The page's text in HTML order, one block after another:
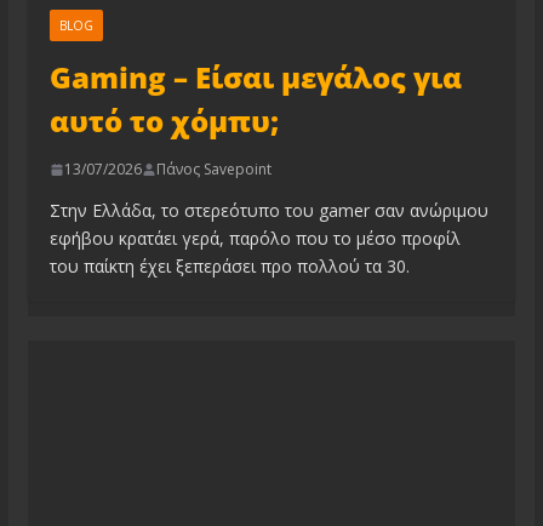
BLOG
Gaming – Είσαι μεγάλος για
αυτό το χόμπυ;
13/07/2026 Πάνος Savepoint
Στην Ελλάδα, το στερεότυπο του gamer σαν ανώριμου
εφήβου κρατάει γερά, παρόλο που το μέσο προφίλ
του παίκτη έχει ξεπεράσει προ πολλού τα 30.